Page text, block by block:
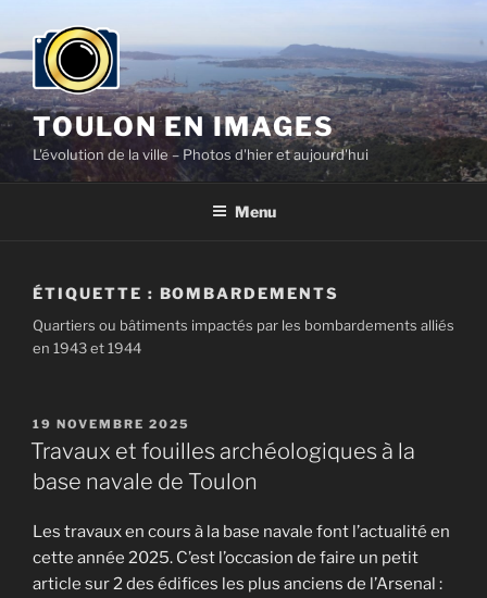
contenu
principal
TOULON EN IMAGES
L'évolution de la ville – Photos d'hier et aujourd'hui
Menu
ÉTIQUETTE : BOMBARDEMENTS
Quartiers ou bâtiments impactés par les bombardements alliés
en 1943 et 1944
PUBLIÉ
LE
19 NOVEMBRE 2025
Travaux et fouilles archéologiques à la
base navale de Toulon
Les travaux en cours à la base navale font l’actualité en
cette année 2025. C’est l’occasion de faire un petit
article sur 2 des édifices les plus anciens de l’Arsenal :